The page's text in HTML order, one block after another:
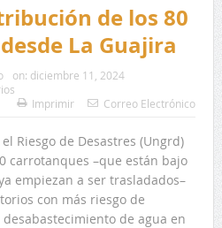
de los 80
La Guajira
on: diciembre 11, 2024
Imprimir
Correo Electrónico
Riesgo de Desastres (Ungrd)
carrotanques –que están bajo
empiezan a ser trasladados–
con más riesgo de
de agua en